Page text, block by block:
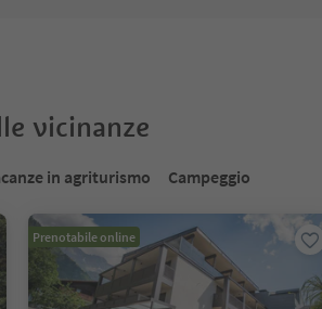
vicinanze
in agriturismo Campeggio
Prenotabile online